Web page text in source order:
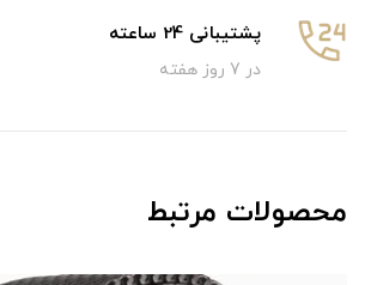
پشتیبانی 24 ساعته
در 7 روز هفته
محصولات مرتبط